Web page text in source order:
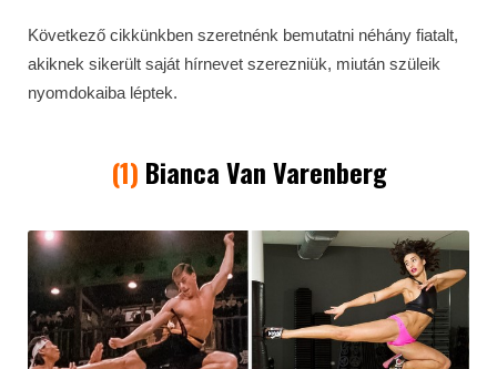
Következő cikkünkben szeretnénk bemutatni néhány fiatalt,
akiknek sikerült saját hírnevet szerezniük, miután szüleik
nyomdokaiba léptek.
(1) Bianca Van Varenberg